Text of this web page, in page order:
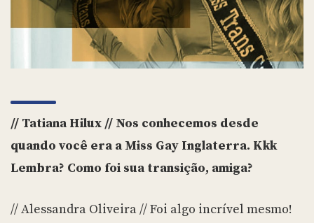
// Tatiana Hilux // Nos conhecemos desde
quando você era a Miss Gay Inglaterra. Kkk
Lembra? Como foi sua transição, amiga?
// Alessandra Oliveira // Foi algo incrível mesmo!